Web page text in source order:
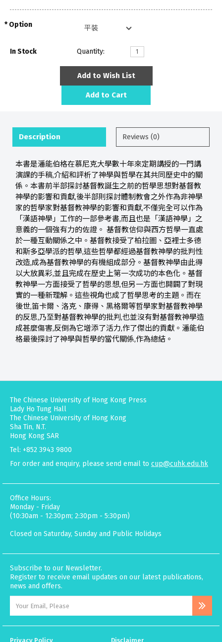
Option
In Stock Quantity:
Add to Wish List
Add to Cart
Description Reviews (0)
本書是潘能伯格在慕尼克大學數十年來定期講授的一門講
演課的手稿,介紹和評析了神學與哲學在其共同歷史中的關
係。本書前半部探討基督教誕生之前的哲學思想對基督教
神學的影響和貢獻,後半部則探討體制教會之外作為非神學
家的哲學家對基督教神學的影響和貢獻,不僅完全可以作為
「漢語神學」工作的一部參考書,而且也是「漢語神學」之
意義的一個強有力的佐證。 基督教信仰與西方哲學一直處
於一種互動關係之中。基督教接受了柏拉圖、亞裡士多德
和斯多亞學派的哲學,這些哲學都經過基督教神學的批判性
改造,成為基督教神學的有機組成部分。基督教神學由此得
以大放異彩,並且完成在歷史上第一次成功的本色化。基督
教神學一方面接受了哲學的思想,但另一方面也開闢了對現
實的一種新理解。這些視角也成了哲學思考的主題。而在
後世,笛卡爾、洛克、康得、黑格爾等哲學家對基督教神學
的反思,乃至對基督教神學的批判,也並沒有對基督教神學造
成甚麼傷害,反倒為它增添了活力,作了傑出的貢獻。潘能伯
格最後探討了神學與哲學的當代關係,作為總結。
The Chinese University of Hong Kong Press
Lady Ho Tung Hall
The Chinese University of Hong Kong
Sha Tin, N.T.
Hong Kong SAR
Tel: +852 3943 9800
For order and enquiry, please send email to cup@cuhk.edu.hk
Office Hours:
Monday - Friday
(10:30am - 12:30pm; 2:30pm - 5:30pm)
Closed on Saturday, Sunday and Public Holidays
Subscribe to our Newsletter.
Register to receive email updates on our latest publications,
news and offers.
Privacy Policy Disclaimer